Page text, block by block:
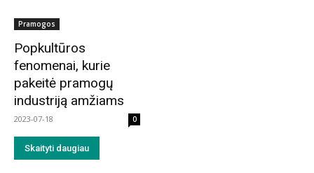
Pramogos
Popkultūros
fenomenai, kurie
pakeitė pramogų
industriją amžiams
2023-07-18 0
Skaityti daugiau